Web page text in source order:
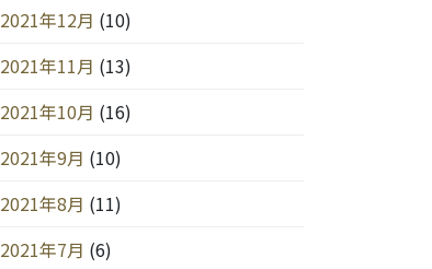
2021年12月 (10)
2021年11月 (13)
2021年10月 (16)
2021年9月 (10)
2021年8月 (11)
2021年7月 (6)